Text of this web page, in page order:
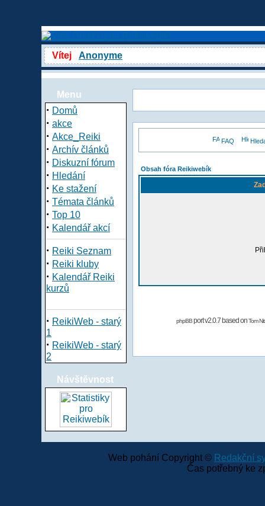
Vítej Anonyme
Menu
· Domů
· akce
· Akce_Reiki
· Archív článků
· Diskuzní fórum
· Hledání
· Ke stažení
· Témata článků
· Top 10
· Kalendář akcí
· Reiki Seznam
· Reiki kluby
· Kalendář Reiki
kurzů
· ReikiWeb - starý
1
· ReikiWeb - starý
2
Návštěvnost
FAQ
Obsah fóra Reikiwebík
phpBBport v2.0.7 based onTom
Web pohání Copyright © Redakční
Čas potřebný ke